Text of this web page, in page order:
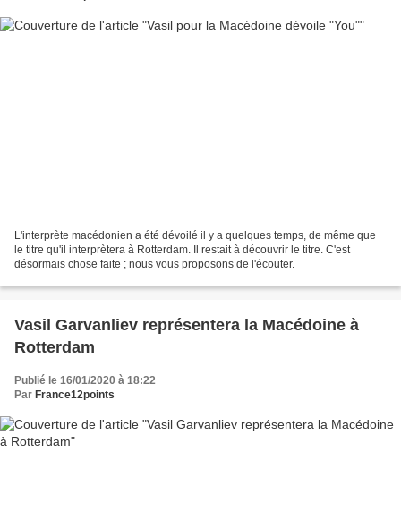
L'interprète macédonien a été dévoilé il y a quelques temps, de même que
le titre qu'il interprètera à Rotterdam. Il restait à découvrir le titre. C'est
désormais chose faite ; nous vous proposons de l'écouter.
Vasil Garvanliev représentera la Macédoine à
Rotterdam
Publié le 16/01/2020 à 18:22
Par France12points